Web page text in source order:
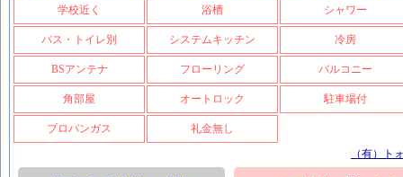
学校近く 浴槽 シャワー
バス・トイレ別 システムキッチン 冷房
BSアンテナ フローリング バルコニー
角部屋 オートロック 駐車場付
プロパンガス
礼金無し
（有）ト